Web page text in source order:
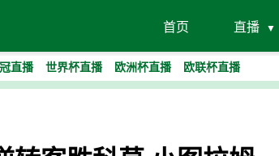
首页 直播
直播 世界杯直播 欧洲杯直播 欧联杯直播